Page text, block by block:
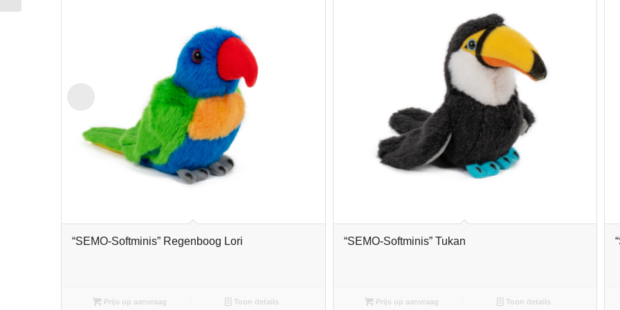
“SEMO-Softminis” Regenboog Lori
Prijs op aanvraag Toon details
“SEMO-Softminis” Tukan
Prijs op aanvraag Toon details